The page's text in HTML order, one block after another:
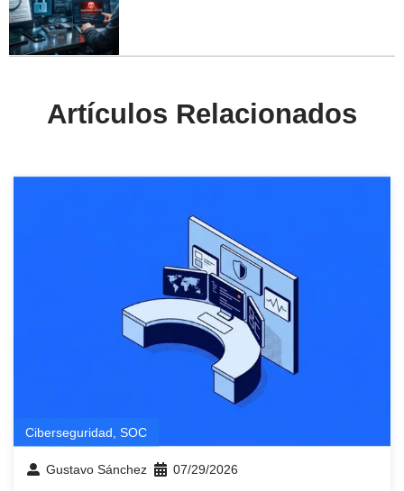
Artículos Relacionados
Ciberseguridad SOC
Gustavo Sánchez 07/29/2026